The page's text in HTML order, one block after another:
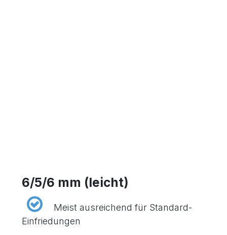
6/5/6 mm (leicht)
​Meist ausreichend für Standard-
Einfriedungen